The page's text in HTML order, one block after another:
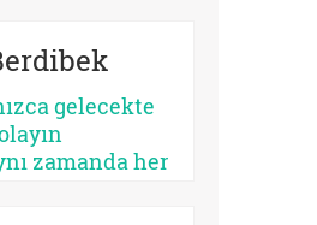
Mesih
ilgili iken,
misyonu
gelecekte
zamanda her